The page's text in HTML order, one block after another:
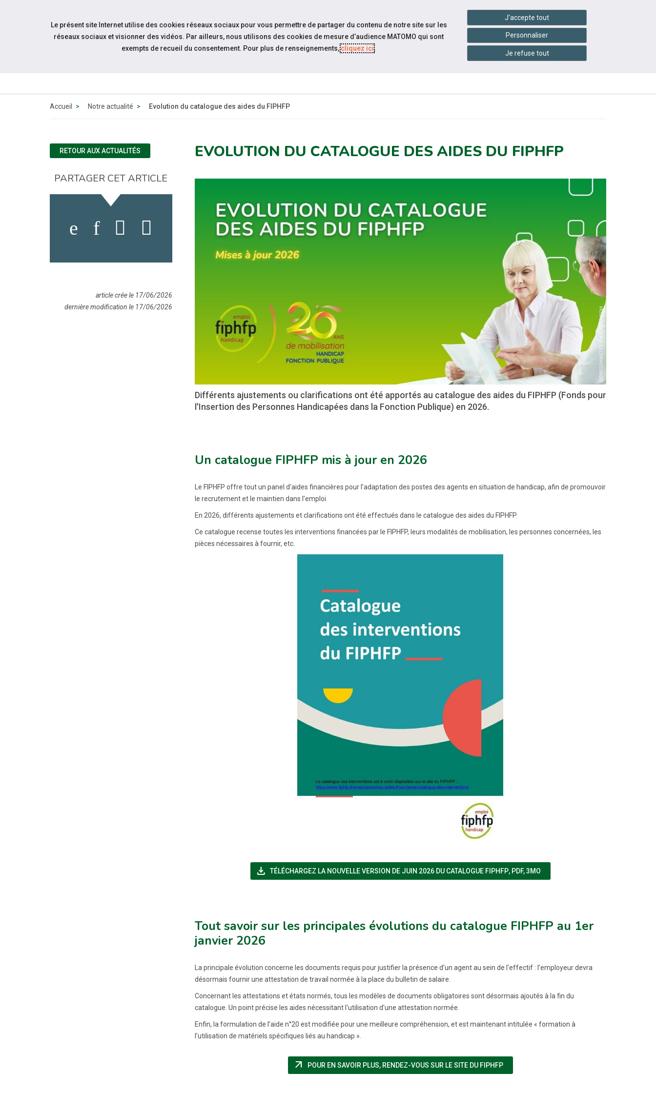
Aller au contenu
Accessibilité handshake Services en ligne
QUI SOMMES-
INFOS
PRATIQUES
CONTACTEZ-
NOUS
Accueil Notre actualité Evolution du catalogue des aides du FIPHFP
EVOLUTION DU CATALOGUE DES AIDES DU FIPHFP
Différents ajustements ou clarifications ont été apportés au catalogue des aides du FIPHFP (Fonds pour
l'Insertion des Personnes Handicapées dans la Fonction Publique) en 2026.
Un catalogue FIPHFP mis à jour en 2026
Le FIPHFP offre tout un panel d'aides financières pour l’adaptation des postes des agents en situation de handicap, afin de promouvoir
le recrutement et le maintien dans l’emploi.
En 2026, différents ajustements et clarifications ont été effectués dans le catalogue des aides du FIPHFP.
Ce catalogue recense toutes les interventions financées par le FIPHFP, leurs modalités de mobilisation, les personnes concernées, les
pièces nécessaires à fournir, etc.
file_download TÉLÉCHARGEZ LA NOUVELLE VERSION DE JUIN 2026 DU CATALOGUE FIPHFP(NOUVELLE FENÊTRE)
, PDF, 3MO
Tout savoir sur les principales évolutions du catalogue FIPHFP au 1er
janvier 2026
La principale évolution concerne les documents requis pour justifier la présence d'un agent au sein de l'effectif : l'employeur devra
désormais fournir une attestation de travail normée à la place du bulletin de salaire.
Concernant les attestations et états normés, tous les modèles de documents obligatoires sont désormais ajoutés à la fin du
catalogue. Un point précise les aides nécessitant l'utilisation d'une attestation normée.
Enfin, la formulation de l’aide n°20 est modifiée pour une meilleure compréhension, et est maintenant intitulée « formation à
l’utilisation de matériels spécifiques liés au handicap ».
arrow_outward POUR EN SAVOIR PLUS, RENDEZ-VOUS SUR LE SITE DU FIPHFP(NOUVELLE FENÊTRE)
RETOUR AUX ACTUALITÉS
PARTAGER CET ARTICLE
article crée le 17/06/2026
dernière modification le 17/06/2026
Le présent site Internet utilise des cookies réseaux sociaux pour vous permettre de partager du contenu de notre site sur les
réseaux sociaux et visionner des vidéos. Par ailleurs, nous utilisons des cookies de mesure d’audience MATOMO qui sont
exempts de recueil du consentement. Pour plus de renseignements,cliquez ici.
J'accepte tout
Personnaliser
Je refuse tout